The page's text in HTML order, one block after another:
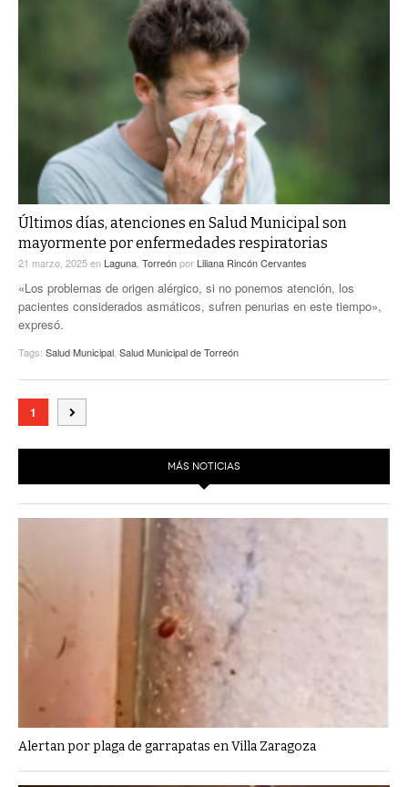
Últimos días, atenciones en Salud Municipal son
mayormente por enfermedades respiratorias
21 marzo, 2025en Laguna Torreónpor Liliana Rincón Cervantes
«Los problemas de origen alérgico, si no ponemos atención, los
pacientes considerados asmáticos, sufren penurias en este tiempo»,
expresó.
Tags: Salud Municipal Salud Municipal de Torreón
1
MÁS NOTICIAS
Alertan por plaga de garrapatas en Villa Zaragoza